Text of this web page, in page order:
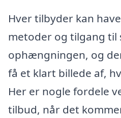
Hver tilbyder kan
metoder og tilgang til
ophængningen, og
få et klart billede af,
Her er nogle fordele
tilbud, når det